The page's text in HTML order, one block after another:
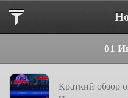
01
Краткий обзор